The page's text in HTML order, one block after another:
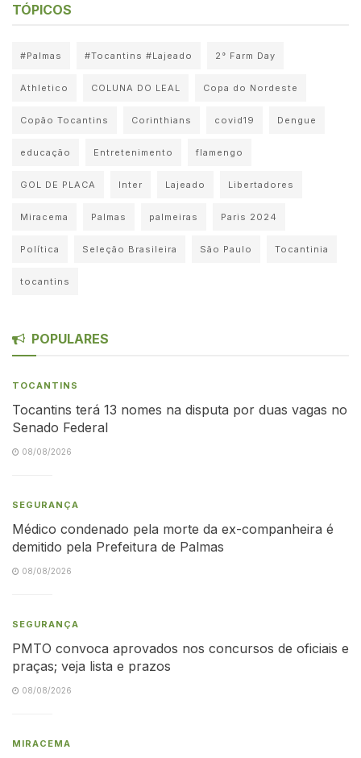
TÓPICOS
#Palmas #Tocantins #Lajeado 2° Farm Day
Athletico COLUNA DO LEAL Copa do Nordeste
Copão Tocantins Corinthians covid19 Dengue
educação Entretenimento flamengo
GOL DE PLACA Inter Lajeado Libertadores
Miracema Palmas palmeiras Paris 2024
Política Seleção Brasileira São Paulo Tocantinia
tocantins
POPULARES
TOCANTINS
Tocantins terá 13 nomes na disputa por duas vagas no
Senado Federal
08/08/2026
SEGURANÇA
Médico condenado pela morte da ex-companheira é
demitido pela Prefeitura de Palmas
08/08/2026
SEGURANÇA
PMTO convoca aprovados nos concursos de oficiais e
praças; veja lista e prazos
08/08/2026
MIRACEMA